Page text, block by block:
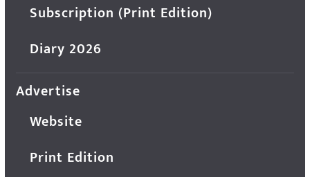
Subscription (Print Edition)
Diary 2026
Advertise
Website
Print Edition